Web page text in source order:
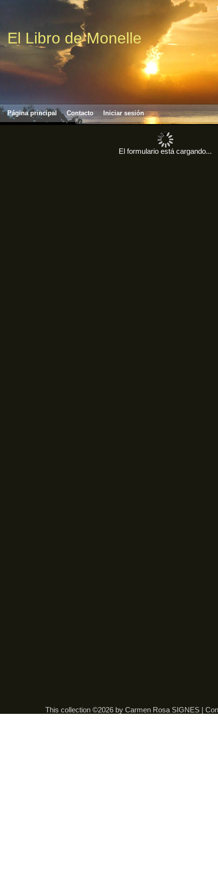
El Libro de Monelle
Página principal Contacto Iniciar sesión
El formulario está cargando...
This collection ©2026 by Carmen Rosa SIGNES |